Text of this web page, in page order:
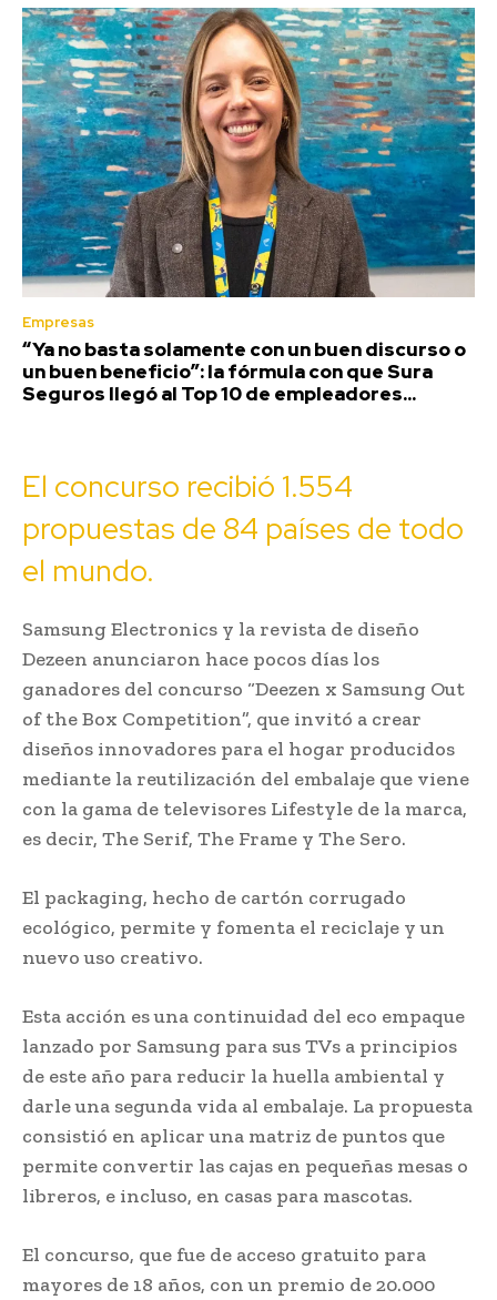
Empresas
“Ya no basta solamente con un buen discurso o
un buen beneficio”: la fórmula con que Sura
Seguros llegó al Top 10 de empleadores...
El concurso recibió 1.554
propuestas de 84 países de todo
el mundo.
Samsung Electronics y la revista de diseño
Dezeen anunciaron hace pocos días los
ganadores del concurso “Deezen x Samsung Out
of the Box Competition”, que invitó a crear
diseños innovadores para el hogar producidos
mediante la reutilización del embalaje que viene
con la gama de televisores Lifestyle de la marca,
es decir, The Serif, The Frame y The Sero.
El packaging, hecho de cartón corrugado
ecológico, permite y fomenta el reciclaje y un
nuevo uso creativo.
Esta acción es una continuidad del eco empaque
lanzado por Samsung para sus TVs a principios
de este año para reducir la huella ambiental y
darle una segunda vida al embalaje. La propuesta
consistió en aplicar una matriz de puntos que
permite convertir las cajas en pequeñas mesas o
libreros, e incluso, en casas para mascotas.
El concurso, que fue de acceso gratuito para
mayores de 18 años, con un premio de 20.000